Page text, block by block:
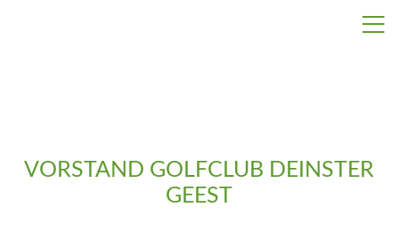

VORSTAND GOLFCLUB DEINSTER
GEEST